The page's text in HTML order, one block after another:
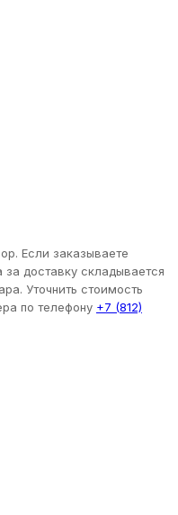
Если заказываете
доставку складывается
Уточнить стоимость
по телефону +7 (812)